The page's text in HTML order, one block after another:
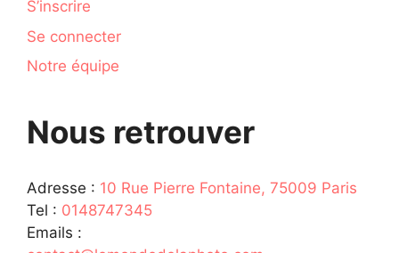
S’inscrire
Se connecter
Notre équipe
Nous retrouver
Adresse : 10 Rue Pierre Fontaine, 75009 Paris
Tel : 0148747345
Emails :